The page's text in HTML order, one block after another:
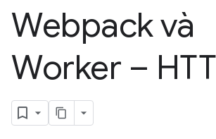
Webpack và
Worker –